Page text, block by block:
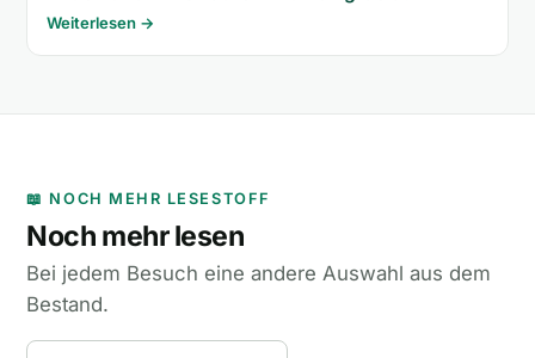
Weiterlesen →
📖 NOCH MEHR LESESTOFF
Noch mehr lesen
Bei jedem Besuch eine andere Auswahl aus dem
Bestand.